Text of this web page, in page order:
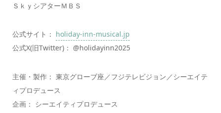
ＳｋｙシアターＭＢＳ
公式サイト： holiday-inn-musical.jp
公式X(旧Twitter)： @holidayinn2025
主催・製作： 東京グローブ座／フジテレビジョン／シーエイテ
ィプロデュース
企画： シーエイティプロデュース